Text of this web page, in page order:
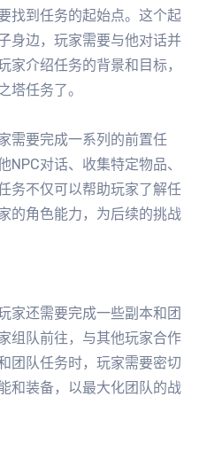
找到任务的起始点。这个起
身边，玩家需要与他对话并
家介绍任务的背景和目标，
塔任务了。
需要完成一系列的前置任
对话、收集特定物品、
务不仅可以帮助玩家了解任
的角色能力，为后续的挑战
家还需要完成一些副本和团
组队前往，与其他玩家合作
团队任务时，玩家需要密切
和装备，以最大化团队的战